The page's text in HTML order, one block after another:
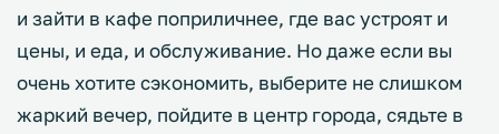
и зайти в кафе поприличнее, где вас устроят и
цены, и еда, и обслуживание. Но даже если вы
очень хотите сэкономить, выберите не слишком
жаркий вечер, пойдите в центр города, сядьте в